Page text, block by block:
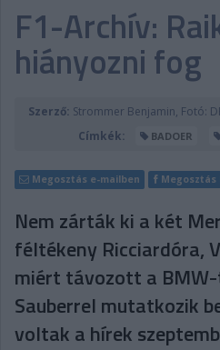
PODCAST
LIVE
DIGITÁLIS MAGAZIN
F1-Archív:
hiányozni fog
Szerző: Strommer Benjamin, Fotó:
Címkék:
BADOER
Megosztás e-mailben Megosztás
Nem zárták ki a két
féltékeny Ricciardóra,
miért távozott a BMW-
Sauberrel mutatkozik
voltak a hírek